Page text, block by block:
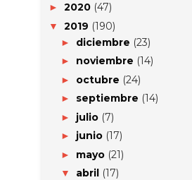
► 2020 (47)
▼ 2019 (190)
► diciembre (23)
► noviembre (14)
► octubre (24)
► septiembre (14)
► julio (7)
► junio (17)
► mayo (21)
▼ abril (17)